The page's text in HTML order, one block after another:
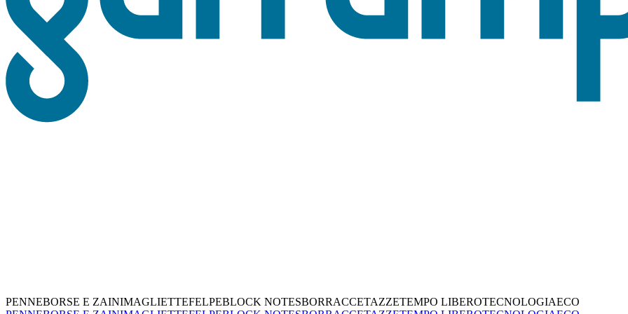
PENNEBORSE E ZAINIMAGLIETTEFELPEBLOCK NOTESBORRACCETAZZETEMPO LIBEROTECNOLOGIAECO